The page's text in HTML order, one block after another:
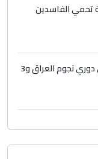
تحمي الفاسدين
لجنة التراخيص : 17 ناديا في دوري نجوم العراق و3